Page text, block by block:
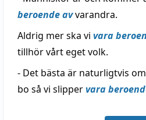
beroende avvarandra.
Aldrig mer ska vi vara
tillhör vårt eget volk.
- Det bästa är naturligtvis
bo så vi slippervara